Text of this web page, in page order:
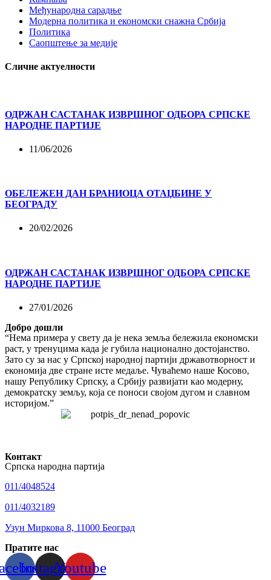
Међународна сарадње
Модерна политика и економски снажна Србија
Политика
Саопштење за медије
Сличне актуелности
ОДРЖАН САСТАНАК ИЗВРШНОГ ОДБОРА СРПСКЕ
НАРОДНЕ ПАРТИЈЕ
11/06/2026
ОБЕЛЕЖЕН ДАН БРАНИОЦА ОТАЏБИНЕ У
БЕОГРАДУ
20/02/2026
ОДРЖАН САСТАНАК ИЗВРШНОГ ОДБОРА СРПСКЕ
НАРОДНЕ ПАРТИЈЕ
27/01/2026
Добро дошли
“Нема примера у свету да је нека земља бележила економски
раст, у тренуцима када је губила национално достојанство.
Зато су за нас у Српској народној партији државотворност и
економија две стране исте медаље. Чуваћемо наше Косово,
нашу Републику Српску, а Србију развијати као модерну,
демократску земљу, која се поноси својом дугом и славном
историјом.”
Контакт
Српска народна партија
011/4048524
011/4032189
Узун Миркова 8, 11000 Београд
Пратите нас
InstagramYoutube